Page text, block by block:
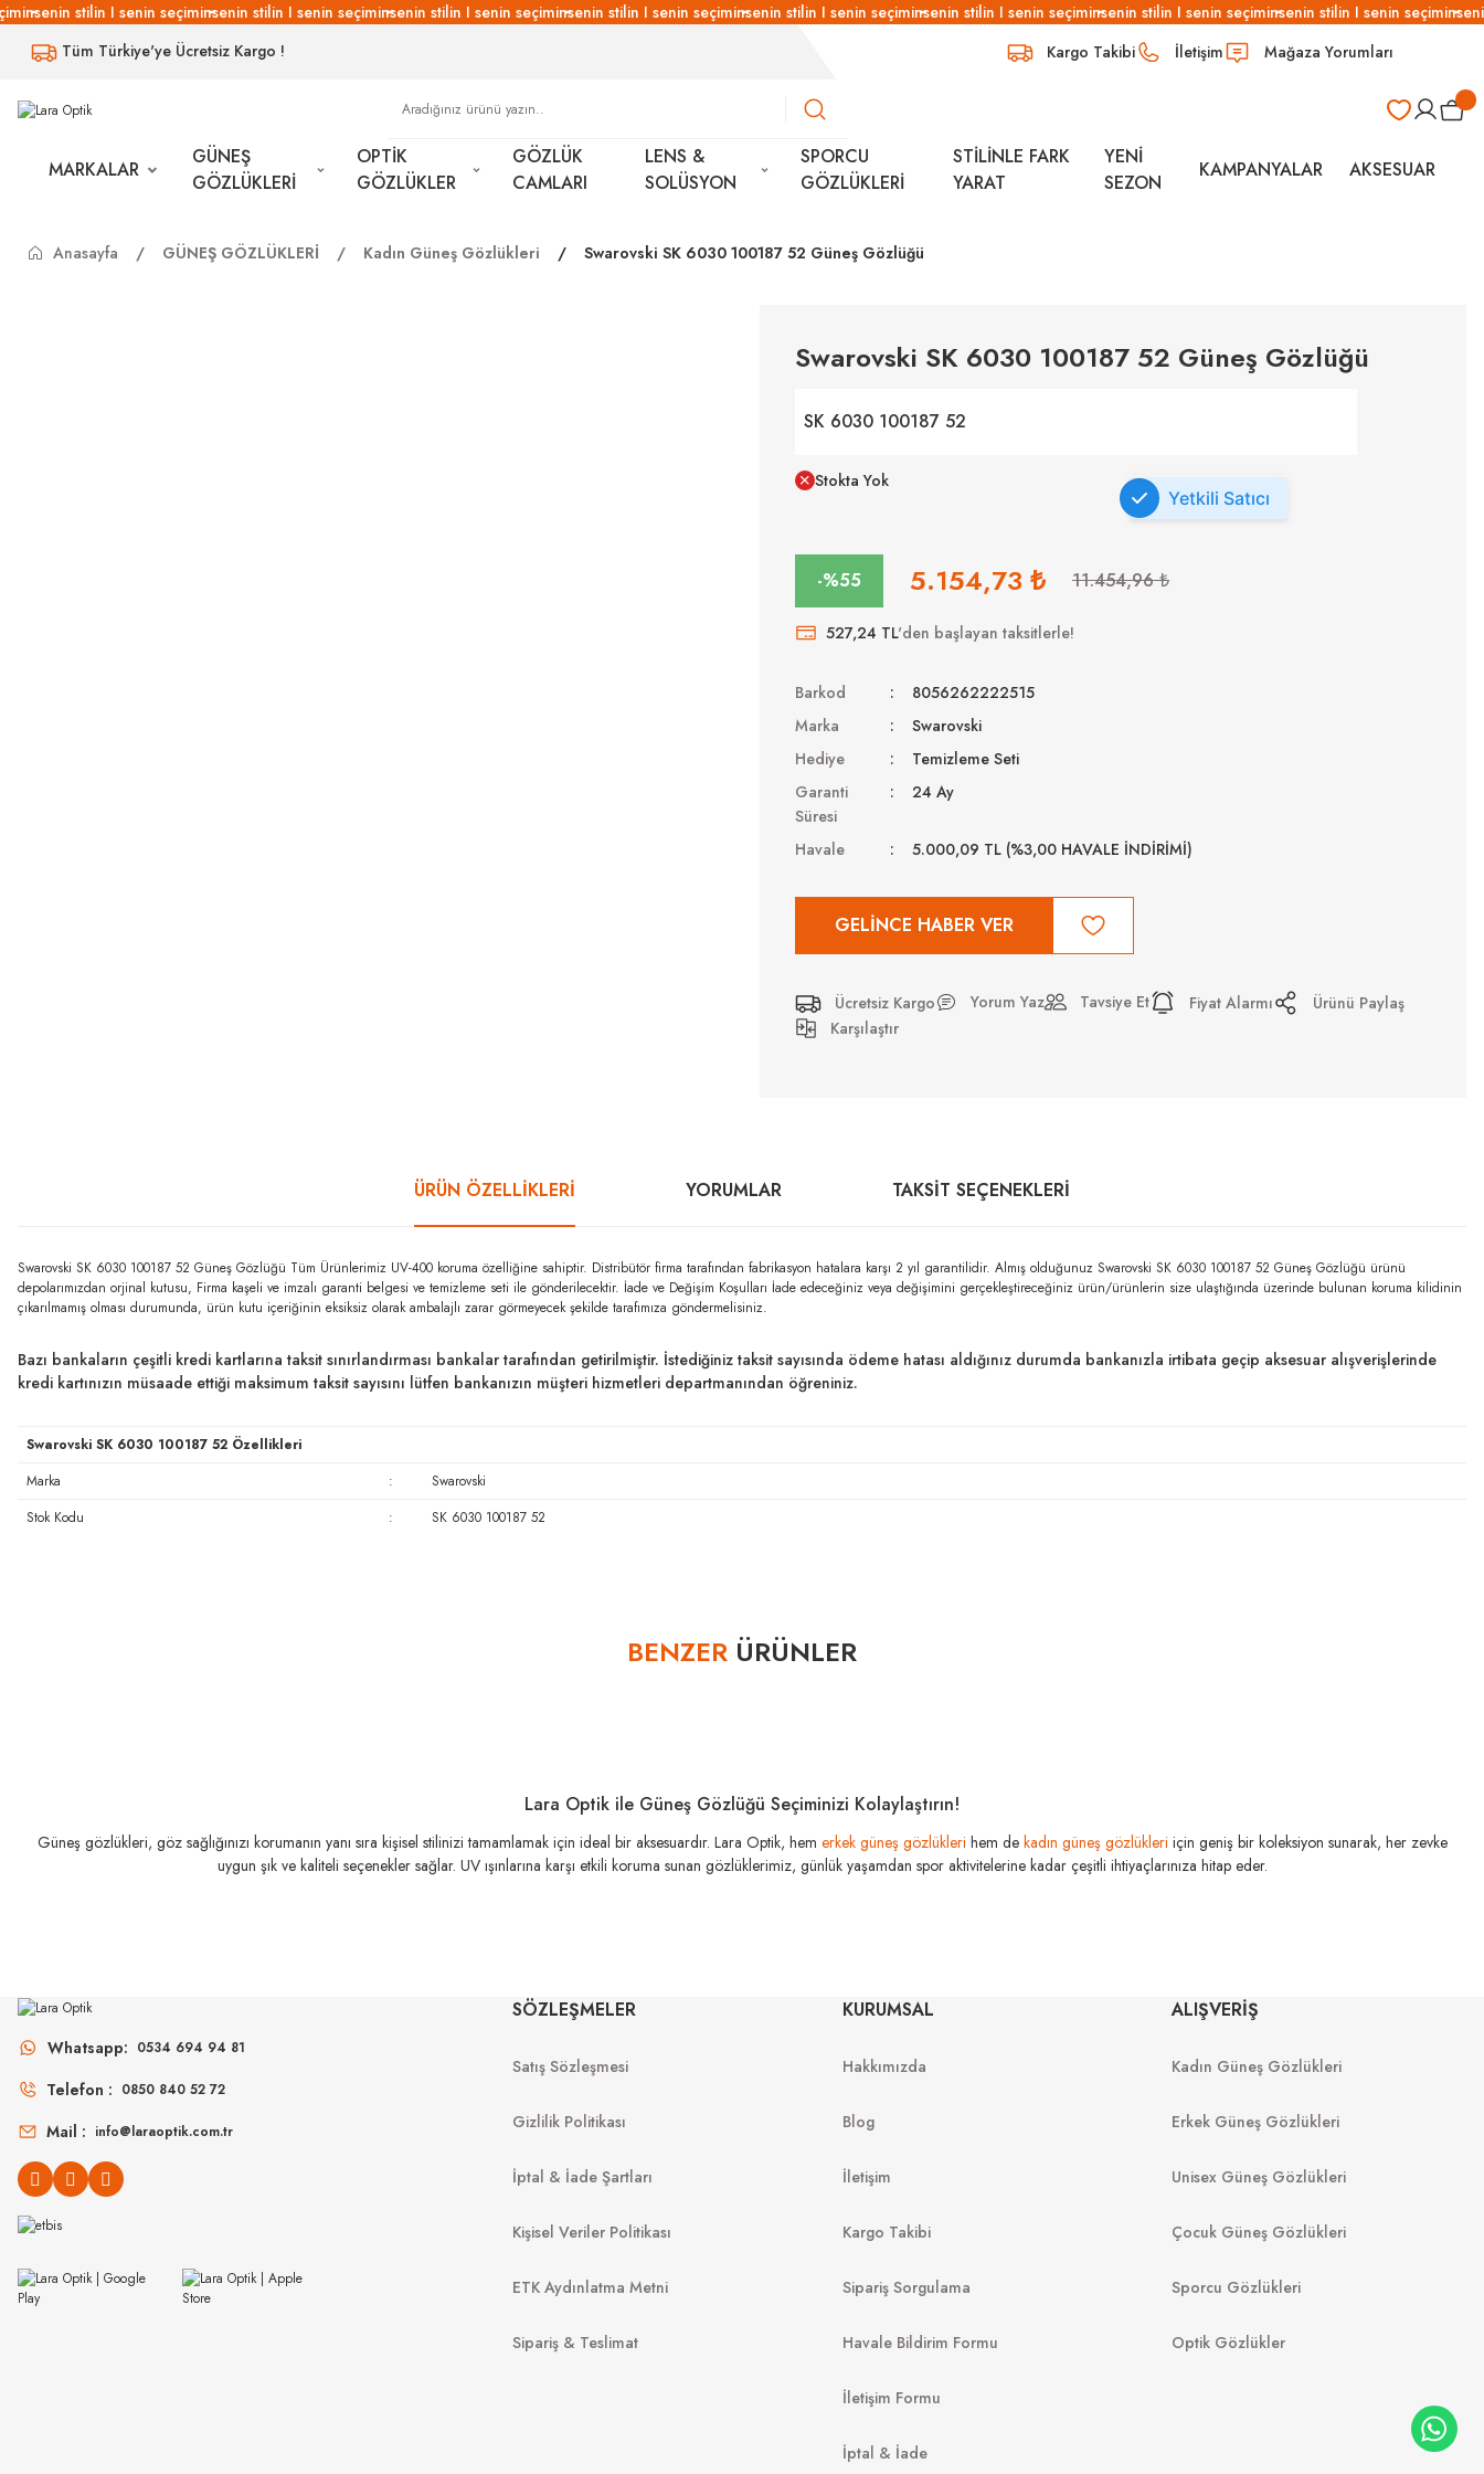
senin stilin I senin seçiminsenin stilin I senin seçiminsenin stilin I senin seçiminsenin stilin I senin seçiminsenin stilin I senin seçiminsenin stilin I senin seçiminsenin stilin I senin seçiminsenin stilin I senin seçimin
Tüm Türkiye'ye Ücretsiz Kargo !
Kargo Takibi İletişim Mağaza Yorumları
MARKALAR
GÜNEŞ
GÖZLÜKLERİ
OPTİK
GÖZLÜKLER
GÖZLÜK
CAMLARI
LENS &
SOLÜSYON
SPORCU
GÖZLÜKLERİ
STİLİNLE FARK
YARAT
YENİ
SEZON
KAMPANYALAR AKSESUAR
Anasayfa GÜNEŞ GÖZLÜKLERİ Kadın Güneş Gözlükleri Swarovski SK 6030 100187 52 Güneş Gözlüğü
Swarovski SK 6030 100187 52 Güneş Gözlüğü
SK 6030 100187 52
Stokta Yok
Yetkili Satıcı
-%55 5.154,73 ₺ 11.454,96 ₺
527,24 TL'den başlayan taksitlerle!
Barkod
8056262222515
Marka
Swarovski
Hediye
Temizleme Seti
Garanti
Süresi
24 Ay
Havale 5.000,09 TL (%3,00 HAVALE İNDİRİMİ)
GELINCE HABER VER
Ücretsiz Kargo Yorum Yaz Tavsiye Et Fiyat Alarmı
Ürünü Paylaş
Karşılaştır
ÜRÜN ÖZELLİKLERİ YORUMLAR TAKSIT SEÇENEKLERI
Swarovski SK 6030 100187 52 Güneş Gözlüğü Tüm Ürünlerimiz UV-400 koruma özelliğine sahiptir. Distribütör firma tarafından fabrikasyon hatalara karşı 2 yıl garantilidir. Almış olduğunuz Swarovski SK 6030 100187 52 Güneş Gözlüğü ürünü
depolarımızdan orjinal kutusu, Firma kaşeli ve imzalı garanti belgesi ve temizleme seti ile gönderilecektir. İade ve Değişim Koşulları İade edeceğiniz veya değişimini gerçekleştireceğiniz ürün/ürünlerin size ulaştığında üzerinde bulunan koruma kilidinin
çıkarılmamış olması durumunda, ürün kutu içeriğinin eksiksiz olarak ambalajlı zarar görmeyecek şekilde tarafımıza göndermelisiniz.
Bazı bankaların çeşitli kredi kartlarına taksit sınırlandırması bankalar tarafından getirilmiştir. İstediğiniz taksit sayısında ödeme hatası aldığınız durumda bankanızla irtibata geçip aksesuar alışverişlerinde
kredi kartınızın müsaade ettiği maksimum taksit sayısını lütfen bankanızın müşteri hizmetleri departmanından öğreniniz.
Swarovski SK 6030 100187 52 Özellikleri
Marka
:
Swarovski
Stok Kodu
: SK 6030 100187 52
BENZER ÜRÜNLER
%45 26.360 ₺ 14.498
MU 07ZS 1425S0 56
MU 03ZS 13Q40D 54
11.235 8.988
VO 5694SU W65613 51
Lara Optik ile Güneş Gözlüğü Seçiminizi Kolaylaştırın!
Güneş gözlükleri, göz sağlığınızı korumanın yanı sıra kişisel stilinizi tamamlamak için ideal bir aksesuardır. Lara Optik, hem erkek güneş gözlükleri hem de kadın güneş gözlükleri için geniş bir koleksiyon sunarak, her zevke
uygun şık ve kaliteli seçenekler sağlar. UV ışınlarına karşı etkili koruma sunan gözlüklerimiz, günlük yaşamdan spor aktivitelerine kadar çeşitli ihtiyaçlarınıza hitap eder.
Whatsapp: 0534 694 94 81
Telefon : 0850 840 52 72
Mail : info@laraoptik.com.tr
SÖZLEŞMELER
Satış Sözleşmesi
Gizlilik Politikası
İptal & İade Şartları
Kişisel Veriler Politikası
ETK Aydınlatma Metni
Sipariş & Teslimat
KURUMSAL
Hakkımızda
Blog
İletişim
Kargo Takibi
Sipariş Sorgulama
Havale Bildirim Formu
İletişim Formu
İptal & İade
ALIŞVERİŞ
Kadın Güneş Gözlükleri
Erkek Güneş Gözlükleri
Unisex Güneş Gözlükleri
Çocuk Güneş Gözlükleri
Sporcu Gözlükleri
Optik Gözlükler